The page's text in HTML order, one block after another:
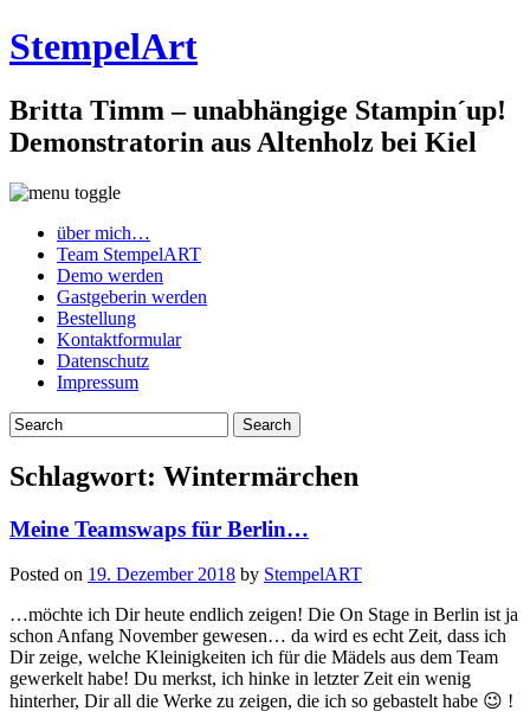
StempelArt
Britta Timm – unabhängige Stampin´up!
Demonstratorin aus Altenholz bei Kiel
über mich…
Team StempelART
Demo werden
Gastgeberin werden
Bestellung
Kontaktformular
Datenschutz
Impressum
Schlagwort: Wintermärchen
Meine Teamswaps für Berlin…
Posted on 19. Dezember 2018 by StempelART
…möchte ich Dir heute endlich zeigen! Die On Stage in Berlin ist ja
schon Anfang November gewesen… da wird es echt Zeit, dass ich
Dir zeige, welche Kleinigkeiten ich für die Mädels aus dem Team
gewerkelt habe! Du merkst, ich hinke in letzter Zeit ein wenig
hinterher, Dir all die Werke zu zeigen, die ich so gebastelt habe 😉 !